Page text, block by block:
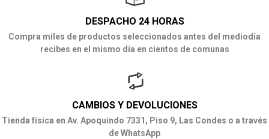
DESPACHO 24 HORAS
Compra miles de productos seleccionados antes del mediodía
recibes en el mismo día en cientos de comunas
CAMBIOS Y DEVOLUCIONES
Tienda física en Av. Apoquindo 7331, Piso 9, Las Condes o a través
de WhatsApp